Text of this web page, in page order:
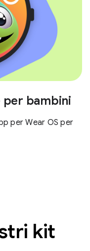
per bambini
per Wear OS per
kit